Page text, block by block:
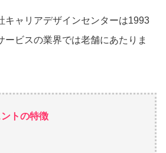
キャリアデザインセンターは1993
ービスの業界では老舗にあたりま
トの特徴